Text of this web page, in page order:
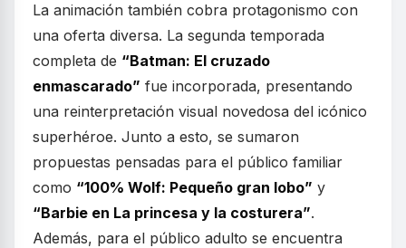
La animación también cobra protagonismo con
una oferta diversa. La segunda temporada
completa de “Batman: El cruzado
enmascarado” fue incorporada, presentando
una reinterpretación visual novedosa del icónico
superhéroe. Junto a esto, se sumaron
propuestas pensadas para el público familiar
como “100% Wolf: Pequeño gran lobo” y
“Barbie en La princesa y la costurera”.
Además, para el público adulto se encuentra